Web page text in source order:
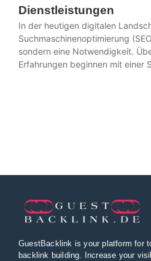
Dienstleistungen
In der heutigen digitalen
Suchmaschinenoptimierung
sondern eine Notwendigkeit.
Erfahrungen beginnen mit einer
GuestBacklink is your platform for
backlink building. Increase your